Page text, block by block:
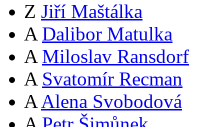
Z Jiří Maštálka
A Dalibor Matulka
A Miloslav Ransdorf
A Svatomír Recman
A Alena Svobodová